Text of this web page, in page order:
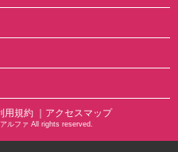
用規約 ｜アクセスマップ
ルファ All rights reserved.